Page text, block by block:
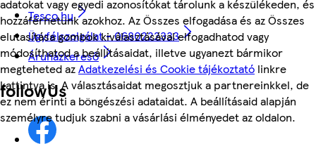
adatokat vagy egyedi azonosítókat tárolunk a készülékeden, és
hozzáférhetünk azokhoz. Az Összes elfogadása és az Összes
elutasítása gombok kiválasztásával elfogadhatod vagy
módosíthatod a beállításaidat, illetve ugyanezt bármikor
megteheted azAdatkezelési és Cookie tájékoztató linkre
kattintva is. A választásaidat megosztjuk a partnereinkkel, de
ez nem érinti a böngészési adataidat. A beállításaid alapján
személyre tudjuk szabni a vásárlási élményedet az oldalon.
Tesco.hu
Ügyfélszolgálat - 0680222333
Áruházkereső
followUs